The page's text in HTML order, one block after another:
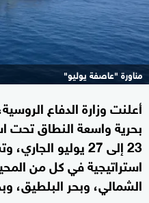
مناورة "عاصفة يوليو"
أعلنت وزارة الدفاع
بحرية واسعة النطاق
23 إلى 27 يوليو
استراتيجية في كل من
الشمالي، وبحر البلطيق،